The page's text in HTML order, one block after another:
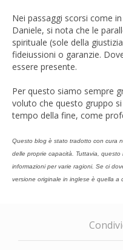
Nei passaggi scorsi come
Daniele, si nota che le
spirituale (sole della
fideiussioni o garanzie.
essere presente.
Per questo siamo sempre
voluto che questo gruppo
tempo della fine, come
Questo blog è stato tradotto con cura
delle proprie capacità. Tuttavia,
informazioni per varie ragioni. Se ci
versione originale in inglese è quella a